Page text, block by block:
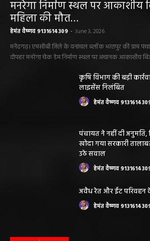
मनरेगा निर्माण स्थल पर आकाशीय
महिला की मौत…
हेमंत वैष्णव 9131614309 - June 3, 2026
मनेंद्रगढ़। एमसीबी जिले के वनांचल ब्लॉक भरतपुर की ग्राम
दोपहर मनरेगा चेक डेम निर्माण स्थल पर अचानक आकाशीय
कृषि विभाग की बड़ी
लाइसेंस निलंबित
हेमंत वैष्णव
पंचायत ने नहीं दी
खोदा गया सरकारी
उठे सवाल
हेमंत वैष्णव
अवैध रेत और ईंट परिवहन
हेमंत वैष्णव